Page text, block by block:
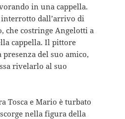
in una cappella.
dall’arrivo di
che costringe Angelotti a
cappella. Il pittore
del suo amico,
rivelarlo al suo
Tosca e Mario è turbato
nella figura della